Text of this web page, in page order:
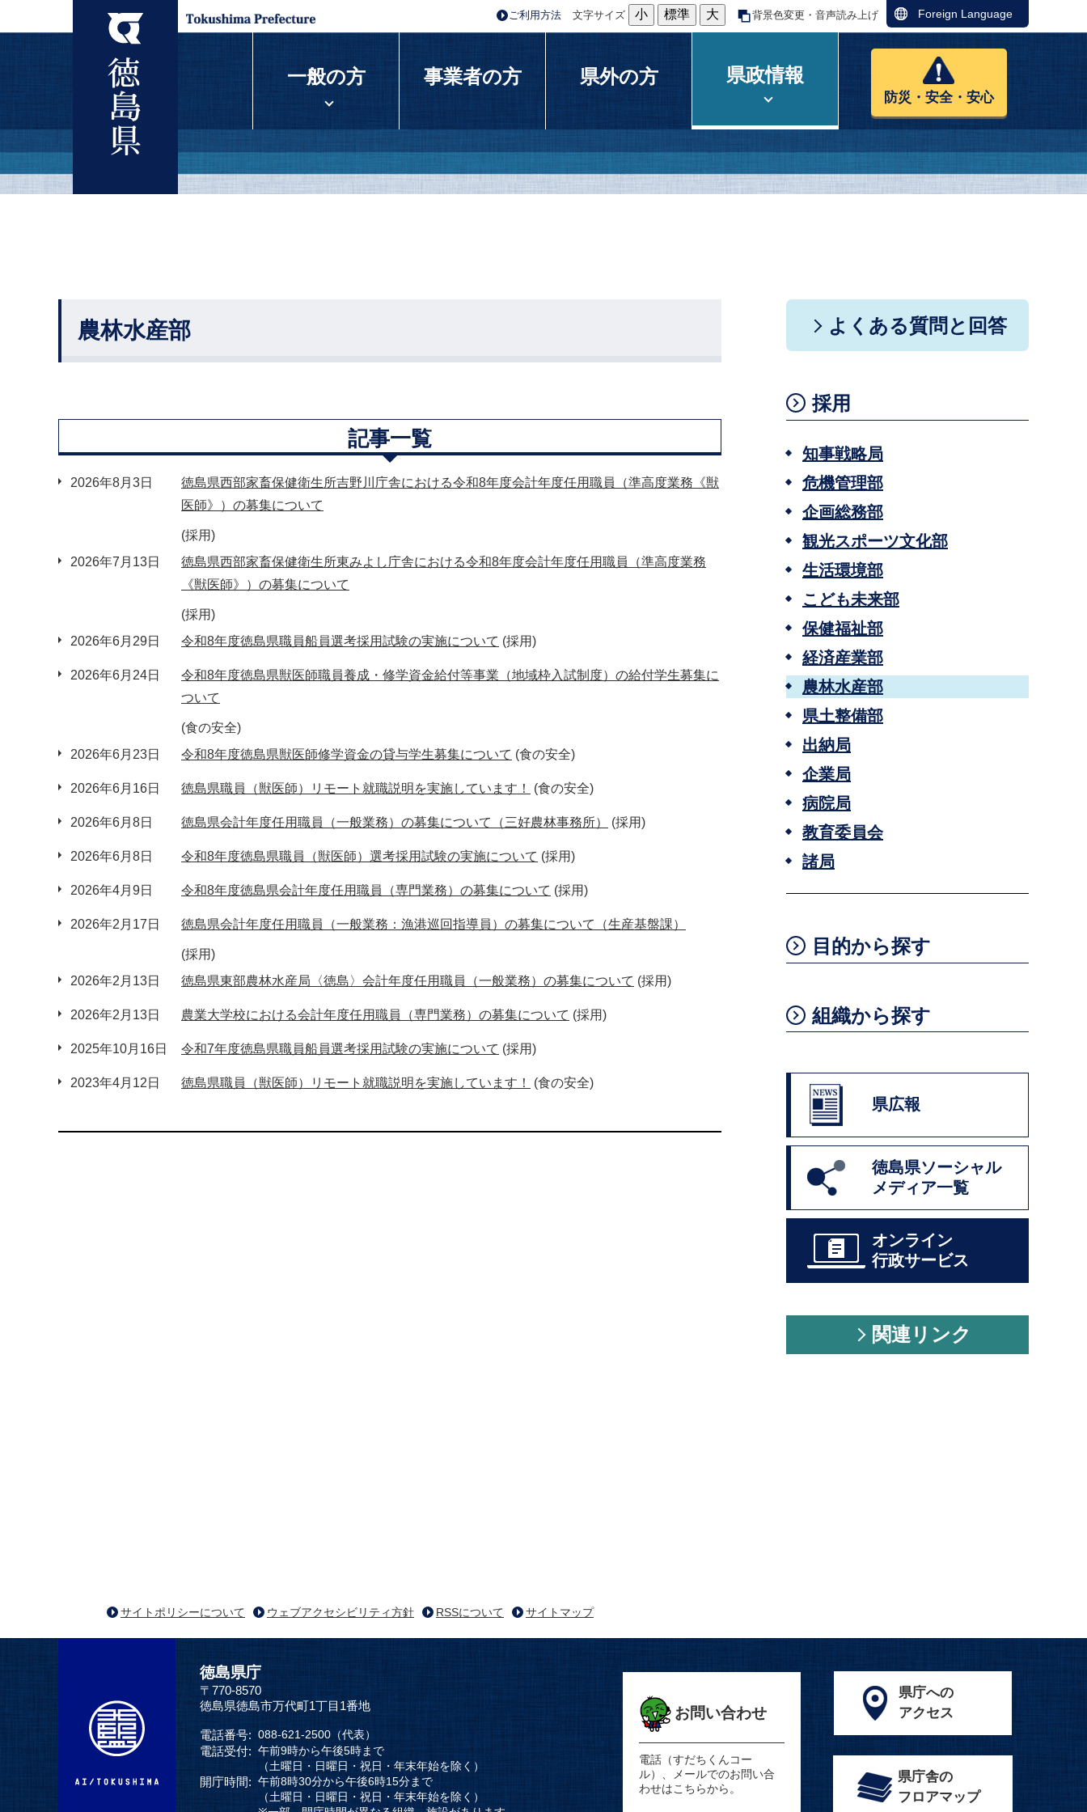
ご利用方法 文字サイズ 小 標準 大 背景色変更・音声読み上げ Foreign Language
一般の方 事業者の方 県外の方 県政情報
防災・安全・安心
農林水産部
記事一覧
2026年8月3日
徳島県西部家畜保健衛生所吉野川庁舎における令和8年度会計年度任用職員（準高度業務《獣
医師》）の募集について
(採用)
2026年7月13日
徳島県西部家畜保健衛生所東みよし庁舎における令和8年度会計年度任用職員（準高度業務
《獣医師》）の募集について
(採用)
2026年6月29日
令和8年度徳島県職員船員選考採用試験の実施について (採用)
2026年6月24日
令和8年度徳島県獣医師職員養成・修学資金給付等事業（地域枠入試制度）の給付学生募集に
ついて
(食の安全)
2026年6月23日
令和8年度徳島県獣医師修学資金の貸与学生募集について (食の安全)
2026年6月16日 徳島県職員（獣医師）リモート就職説明を実施しています！ (食の安全)
2026年6月8日 徳島県会計年度任用職員（一般業務）の募集について（三好農林事務所） (採用)
2026年6月8日 令和8年度徳島県職員（獣医師）選考採用試験の実施について (採用)
2026年4月9日 令和8年度徳島県会計年度任用職員（専門業務）の募集について (採用)
2026年2月17日 徳島県会計年度任用職員（一般業務：漁港巡回指導員）の募集について（生産基盤課）
(採用)
2026年2月13日
徳島県東部農林水産局〈徳島〉会計年度任用職員（一般業務）の募集について (採用)
2026年2月13日 農業大学校における会計年度任用職員（専門業務）の募集について (採用)
2025年10月16日 令和7年度徳島県職員船員選考採用試験の実施について (採用)
2023年4月12日 徳島県職員（獣医師）リモート就職説明を実施しています！ (食の安全)
よくある質問と回答
採用
知事戦略局
危機管理部
企画総務部
観光スポーツ文化部
生活環境部
こども未来部
保健福祉部
経済産業部
農林水産部
県土整備部
出納局
企業局
病院局
教育委員会
諸局
目的から探す
組織から探す
県広報
徳島県ソーシャル
メディア一覧
オンライン
行政サービス
関連リンク
サイトポリシーについて ウェブアクセシビリティ方針 RSSについて サイトマップ
徳島県庁
〒770-8570
徳島県徳島市万代町1丁目1番地
電話番号: 088-621-2500（代表）
電話受付: 午前9時から午後5時まで
（土曜日・日曜日・祝日・年末年始を除く）
開庁時間: 午前8時30分から午後6時15分まで
（土曜日・日曜日・祝日・年末年始を除く）
お問い合わせ
電話（すだちくんコー
ル）、メールでのお問い合
わせはこちらから。
県庁への
アクセス
県庁舎の
フロアマップ